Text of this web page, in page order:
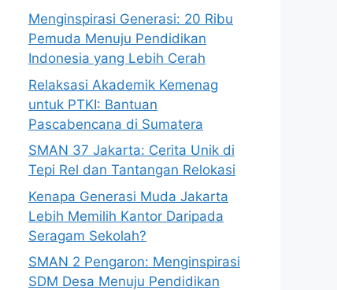
Menginspirasi Generasi: 20 Ribu
Pemuda Menuju Pendidikan
Indonesia yang Lebih Cerah
Relaksasi Akademik Kemenag
untuk PTKI: Bantuan
Pascabencana di Sumatera
SMAN 37 Jakarta: Cerita Unik di
Tepi Rel dan Tantangan Relokasi
Kenapa Generasi Muda Jakarta
Lebih Memilih Kantor Daripada
Seragam Sekolah?
SMAN 2 Pengaron: Menginspirasi
SDM Desa Menuju Pendidikan